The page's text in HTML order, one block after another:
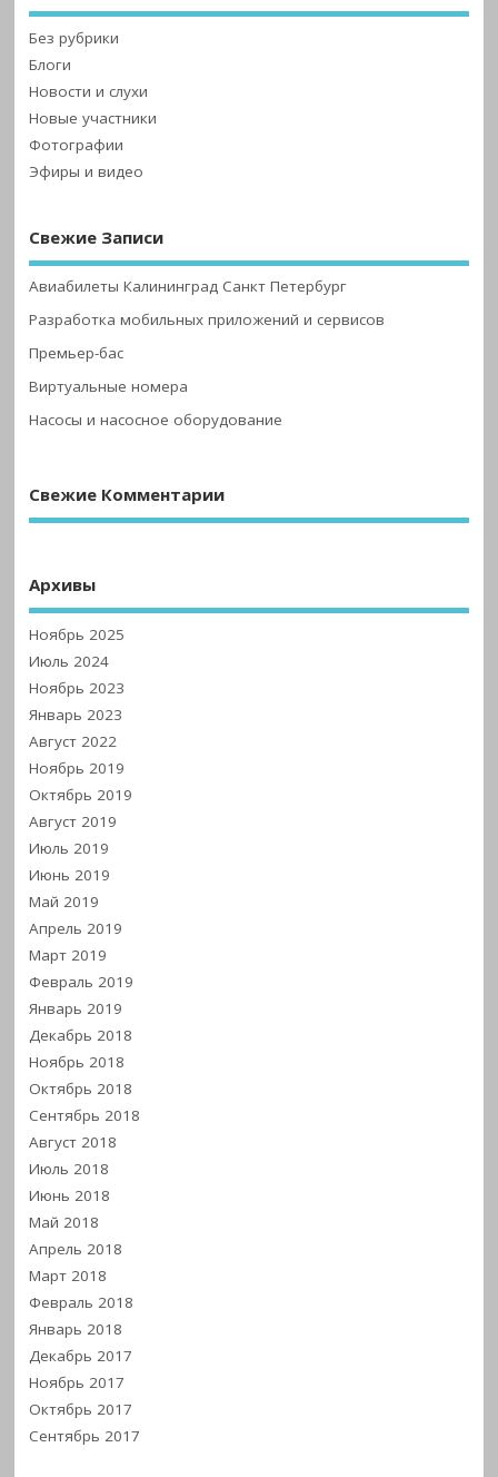
Без рубрики
Блоги
Новости и слухи
Новые участники
Фотографии
Эфиры и видео
Свежие Записи
Авиабилеты Калининград Санкт Петербург
Разработка мобильных приложений и сервисов
Премьер-бас
Виртуальные номера
Насосы и насосное оборудование
Свежие Комментарии
Архивы
Ноябрь 2025
Июль 2024
Ноябрь 2023
Январь 2023
Август 2022
Ноябрь 2019
Октябрь 2019
Август 2019
Июль 2019
Июнь 2019
Май 2019
Апрель 2019
Март 2019
Февраль 2019
Январь 2019
Декабрь 2018
Ноябрь 2018
Октябрь 2018
Сентябрь 2018
Август 2018
Июль 2018
Июнь 2018
Май 2018
Апрель 2018
Март 2018
Февраль 2018
Январь 2018
Декабрь 2017
Ноябрь 2017
Октябрь 2017
Сентябрь 2017